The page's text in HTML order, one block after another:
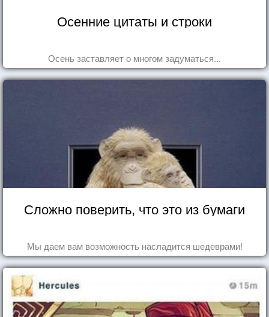
Осенние цитаты и строки
Осень заставляет о многом задуматься...
Сложно поверить, что это из бумаги
Мы даем вам возможность насладится шедеврами!